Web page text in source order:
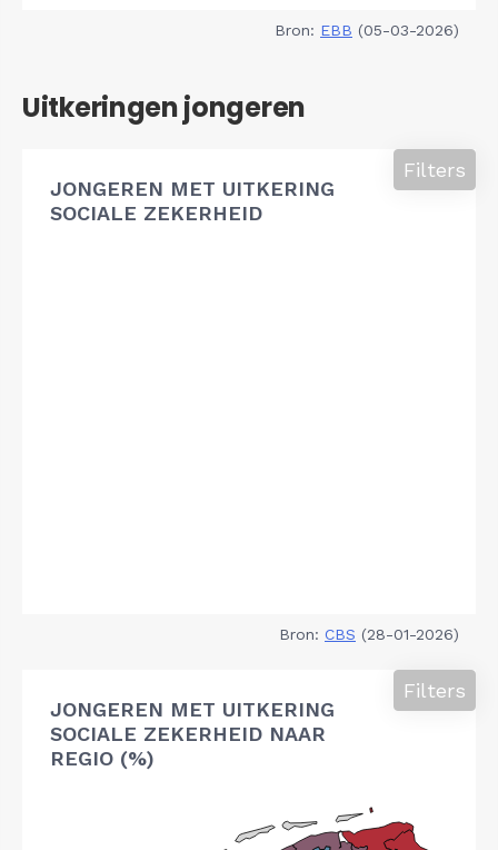
Bron: EBB (05-03-2026)
Uitkeringen jongeren
JONGEREN MET UITKERING
SOCIALE ZEKERHEID
Filters
Bron: CBS (28-01-2026)
JONGEREN MET UITKERING
SOCIALE ZEKERHEID NAAR
REGIO (%)
Filters